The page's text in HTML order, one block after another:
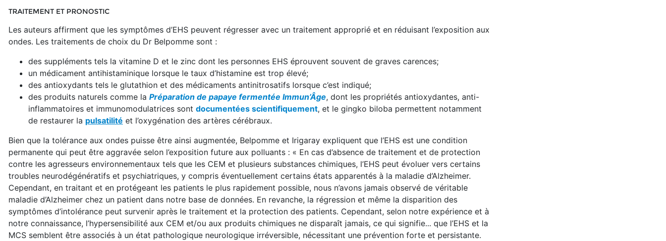
TRAITEMENT ET PRONOSTIC
Les auteurs affirment que les symptômes d’EHS peuvent régresser avec un traitement approprié et en réduisant l’exposition aux
ondes. Les traitements de choix du Dr Belpomme sont :
des suppléments tels la vitamine D et le zinc dont les personnes EHS éprouvent souvent de graves carences;
un médicament antihistaminique lorsque le taux d’histamine est trop élevé;
des antioxydants tels le glutathion et des médicaments antinitrosatifs lorsque c’est indiqué;
des produits naturels comme la Préparation de papaye fermentée Immun’Âge, dont les propriétés antioxydantes, anti-
inflammatoires et immunomodulatrices sont documentées scientifiquement, et le gingko biloba permettent notamment
de restaurer la pulsatilité et l’oxygénation des artères cérébraux.
Bien que la tolérance aux ondes puisse être ainsi augmentée, Belpomme et Irigaray expliquent que l’EHS est une condition
permanente qui peut être aggravée selon l’exposition future aux polluants : « En cas d’absence de traitement et de protection
contre les agresseurs environnementaux tels que les CEM et plusieurs substances chimiques, l’EHS peut évoluer vers certains
troubles neurodégénératifs et psychiatriques, y compris éventuellement certains états apparentés à la maladie d’Alzheimer.
Cependant, en traitant et en protégeant les patients le plus rapidement possible, nous n’avons jamais observé de véritable
maladie d’Alzheimer chez un patient dans notre base de données. En revanche, la régression et même la disparition des
symptômes d’intolérance peut survenir après le traitement et la protection des patients. Cependant, selon notre expérience et à
notre connaissance, l’hypersensibilité aux CEM et/ou aux produits chimiques ne disparaît jamais, ce qui signifie... que l’EHS et la
MCS semblent être associés à un état pathologique neurologique irréversible, nécessitant une prévention forte et persistante.